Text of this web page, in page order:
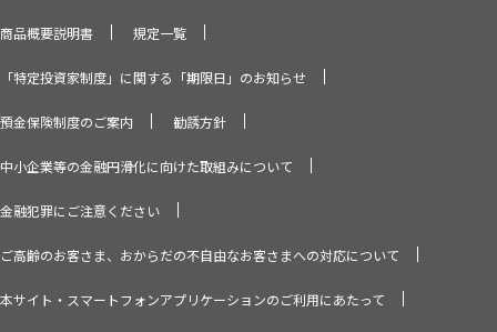
商品概要説明書 規定一覧
「特定投資家制度」に関する「期限日」のお知らせ
預金保険制度のご案内 勧誘方針
中小企業等の金融円滑化に向けた取組みについて
金融犯罪にご注意ください
ご高齢のお客さま、おからだの不自由なお客さまへの対応について
本サイト・スマートフォンアプリケーションのご利用にあたって